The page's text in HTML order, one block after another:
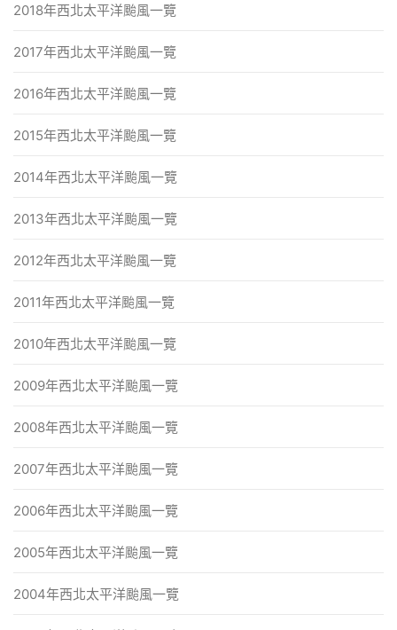
2018年西北太平洋颱風一覽
2017年西北太平洋颱風一覽
2016年西北太平洋颱風一覽
2015年西北太平洋颱風一覽
2014年西北太平洋颱風一覽
2013年西北太平洋颱風一覽
2012年西北太平洋颱風一覽
2011年西北太平洋颱風一覽
2010年西北太平洋颱風一覽
2009年西北太平洋颱風一覽
2008年西北太平洋颱風一覽
2007年西北太平洋颱風一覽
2006年西北太平洋颱風一覽
2005年西北太平洋颱風一覽
2004年西北太平洋颱風一覽